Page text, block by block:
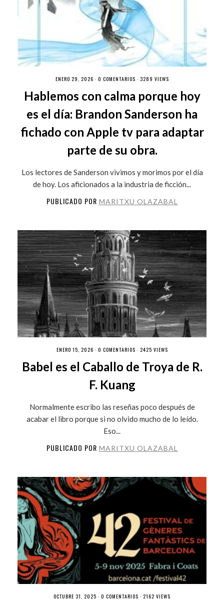
ENERO 29, 2026 · 0 COMENTARIOS · 3289 VIEWS
Hablemos con calma porque hoy
es el día: Brandon Sanderson ha
fichado con Apple tv para adaptar
parte de su obra.
Los lectores de Sanderson vivimos y morimos por el día
de hoy. Los aficionados a la industria de ficción...
PUBLICADO POR MARITXU OLAZABAL
ENERO 15, 2026 · 0 COMENTARIOS · 2425 VIEWS
Babel es el Caballo de Troya de R.
F. Kuang
Normalmente escribo las reseñas poco después de
acabar el libro porque si no olvido mucho de lo leído.
Eso...
PUBLICADO POR MARITXU OLAZABAL
OCTUBRE 31, 2025 · 0 COMENTARIOS · 2162 VIEWS